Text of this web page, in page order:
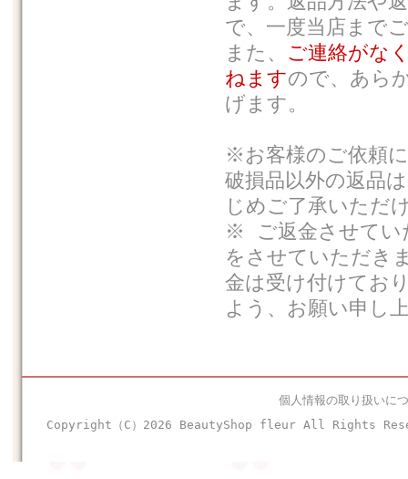
で、一度当店まで
また、 ご連絡がな
ねますので、あら
げます。
※お客様のご依頼
破損品以外の返品
じめご了承いただ
※ ご返金させてい
をさせていただき
金は受け付けてお
よう、お願い申し
個人情報の取り扱いに
Copyright（C）2026 BeautyShop fleur All Rights